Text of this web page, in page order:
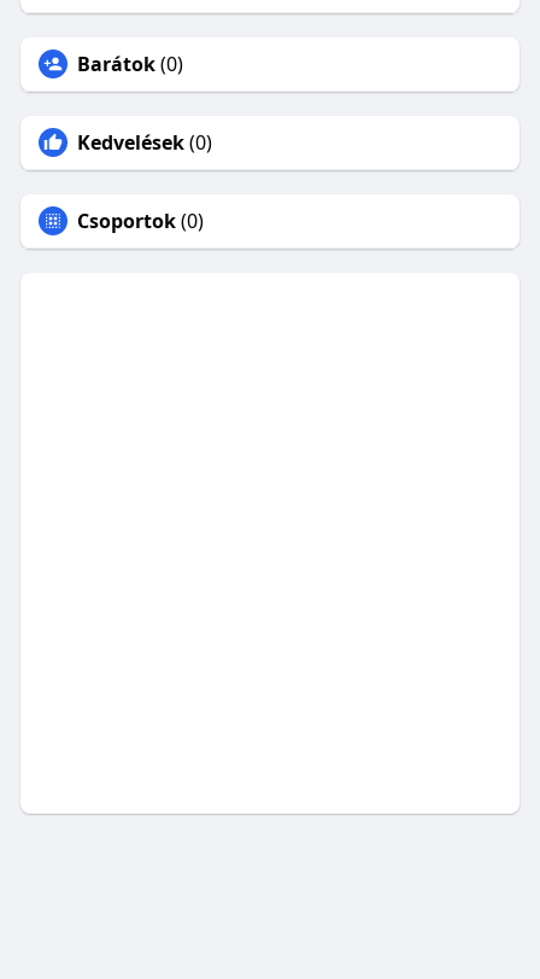
Barátok(0)
Kedvelések(0)
Csoportok(0)